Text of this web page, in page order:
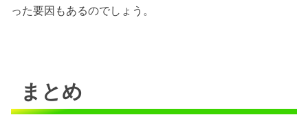
った要因もあるのでしょう。
まとめ